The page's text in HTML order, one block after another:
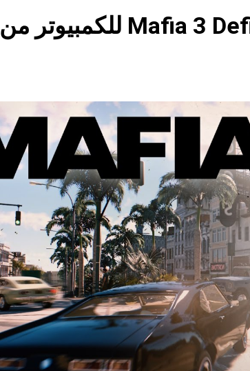
تحميل لعبة Mafia 3 Definitive Edition للكمبيوتر من